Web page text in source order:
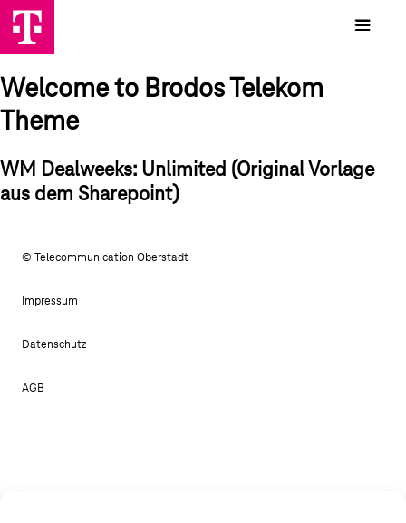
Welcome to Brodos Telekom
Theme
WM Dealweeks: Unlimited (Original Vorlage
aus dem Sharepoint)
© Telecommunication Oberstadt
Impressum
Datenschutz
AGB